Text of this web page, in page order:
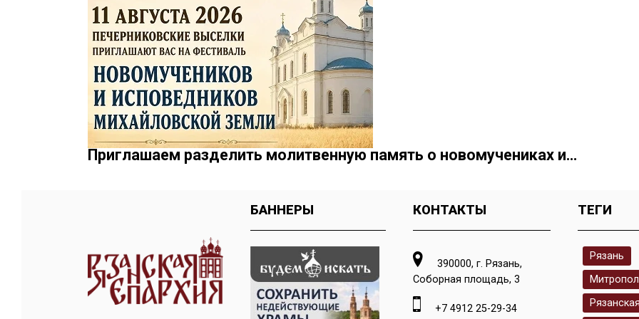
Приглашаем разделить молитвенную память о новомучениках и…
БАННЕРЫ КОНТАКТЫ
390000, г. Рязань,
Соборная площадь, 3
+7 4912 25-29-34
ТЕГИ
Рязань